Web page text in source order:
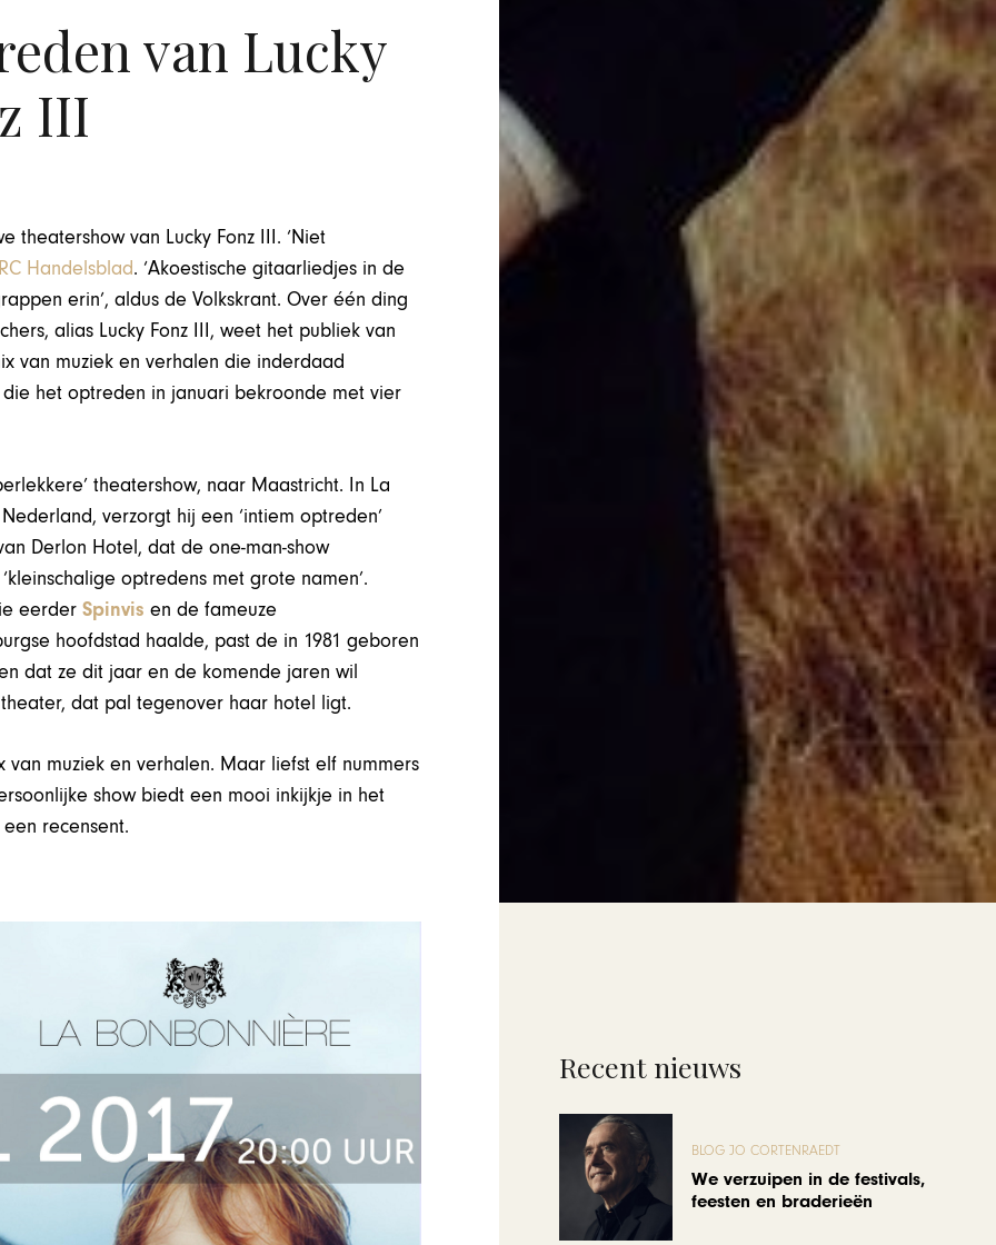
van Lucky
III
theatershow van Lucky Fonz III. ‘Niet
Handelsblad. ‘Akoestische gitaarliedjes in de
erin’, aldus de Volkskrant. Over één ding
alias Lucky Fonz III, weet het publiek van
van muziek en verhalen die inderdaad
het optreden in januari bekroonde met vier
theatershow, naar Maastricht. In La
verzorgt hij een ‘intiem optreden’
Derlon Hotel, dat de one-man-show
optredens met grote namen’.
eerderSpinvis en de fameuze
hoofdstad haalde, past de in 1981 geboren
dat ze dit jaar en de komende jaren wil
dat pal tegenover haar hotel ligt.
van muziek en verhalen. Maar liefst elf nummers
show biedt een mooi inkijkje in het
recensent.
Recent nieuws
BLOG JO CORTENRAEDT
We verzuipen in de festivals,
feesten en braderieën